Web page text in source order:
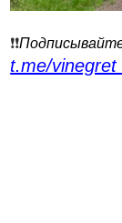
❗️❗️
t.me/